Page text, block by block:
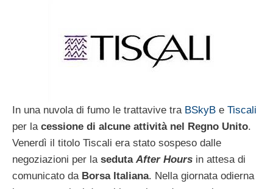
In una nuvola di fumo le trattavive tra BSkyB e Tiscali
per la cessione di alcune attività nel Regno Unito.
Venerdì il titolo Tiscali era stato sospeso dalle
negoziazioni per la seduta After Hours in attesa di
comunicato da Borsa Italiana. Nella giornata odierna